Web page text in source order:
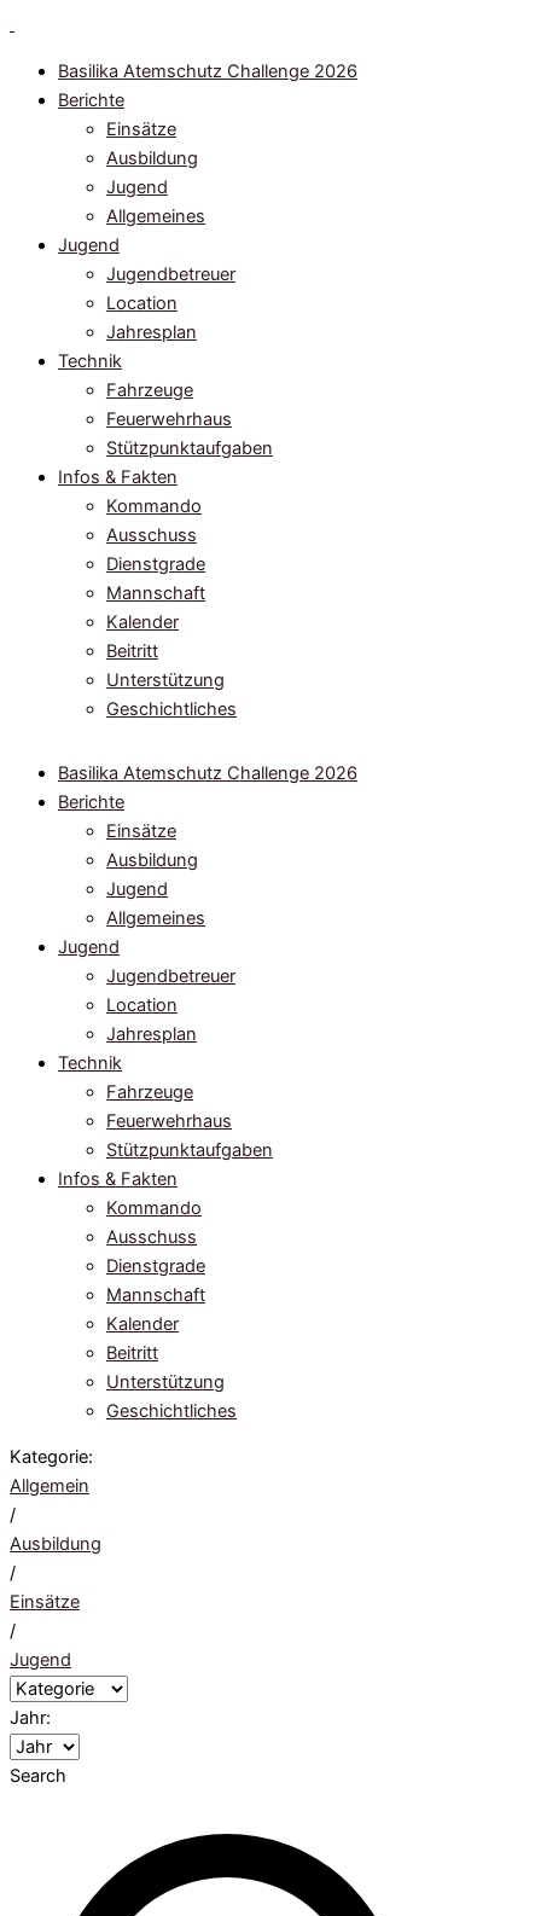
springenBasilika Atemschutz Challenge 2026
Berichte
Einsätze
Ausbildung
Jugend
Allgemeines
Jugend
Jugendbetreuer
Location
Jahresplan
Technik
Fahrzeuge
Feuerwehrhaus
Stützpunktaufgaben
Infos & Fakten
Kommando
Ausschuss
Dienstgrade
Mannschaft
Kalender
Beitritt
Unterstützung
Geschichtliches
Basilika Atemschutz Challenge 2026
Berichte
Einsätze
Ausbildung
Jugend
Allgemeines
Jugend
Jugendbetreuer
Location
Jahresplan
Technik
Fahrzeuge
Feuerwehrhaus
Stützpunktaufgaben
Infos & Fakten
Kommando
Ausschuss
Dienstgrade
Mannschaft
Kalender
Beitritt
Unterstützung
Geschichtliches
Kategorie:
Allgemein
/
Ausbildung
/
Einsätze
/
Jugend
Jahr:
Search